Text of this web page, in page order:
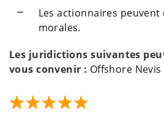
Les actionnaires
morales.
Les juridictions suivantes
vous convenir : Offshore Nevis